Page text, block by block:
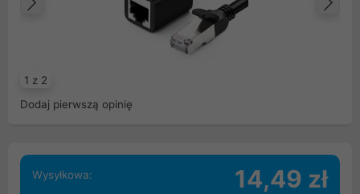
1 z 2
Poprzedni
Dodaj pierwszą opinię
Wysyłkowa: 14,49 zł